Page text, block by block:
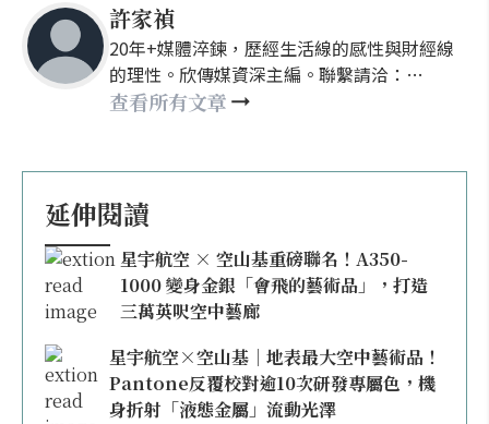
許家禎
20年+媒體淬鍊，歷經生活線的感性與財經線
的理性。欣傳媒資深主編。聯繫請洽：
nellyhsu@xinmedia.com
查看所有文章
延伸閱讀
星宇航空 × 空山基重磅聯名！A350-
1000 變身金銀「會飛的藝術品」，打造
三萬英呎空中藝廊
星宇航空×空山基｜地表最大空中藝術品！
Pantone反覆校對逾10次研發專屬色，機
身折射「液態金屬」流動光澤